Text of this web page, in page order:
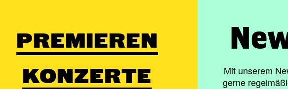
PREMIEREN
KONZERTE
Mit unserem
gerne